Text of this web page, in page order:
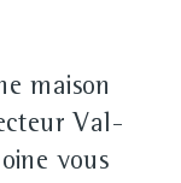
maison
Val-
vous